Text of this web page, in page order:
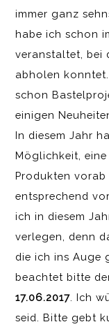
immer ganz
habe ich schon
veranstaltet, bei
abholen
schon
einigen
In diesem Jahr
Möglichkeit,
Produkten
entsprechend
ich in diesem
verlegen, denn
die ich ins Auge
beachtet bitte
17.06.2017 . Ich
seid. Bitte gebt